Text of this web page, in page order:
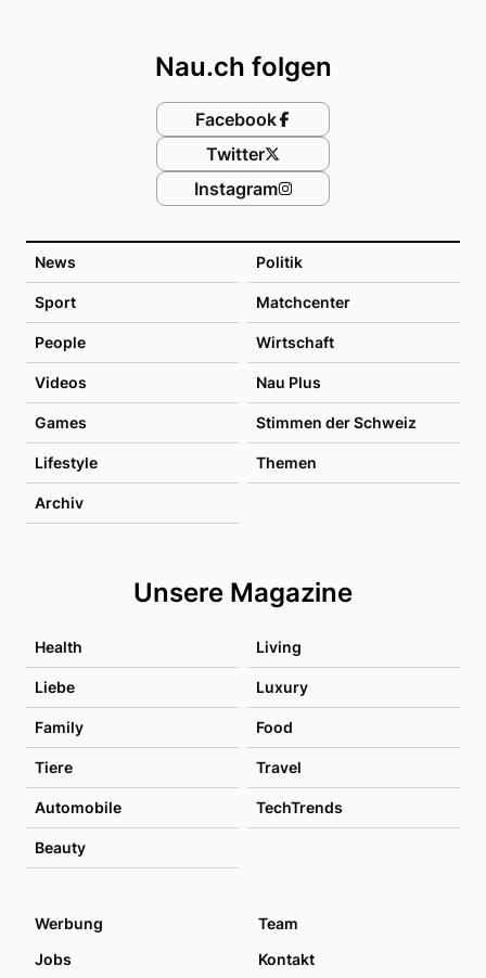
News Politik
Sport Matchcenter
People Wirtschaft
Videos Nau Plus
Games Stimmen der Schweiz
Lifestyle Themen
Archiv
Unsere Magazine
Health Living
Liebe Luxury
Family Food
Tiere Travel
Automobile TechTrends
Beauty
Nau.ch folgen
Facebook
Twitter
Instagram
Werbung
Team
Jobs
Kontakt